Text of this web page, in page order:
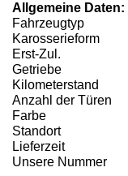
Allgemeine Daten:
Fahrzeugtyp
Karosserieform
Erst-Zul.
Getriebe
Kilometerstand
Anzahl der Türen
Farbe
Standort
Lieferzeit
Unsere Nummer